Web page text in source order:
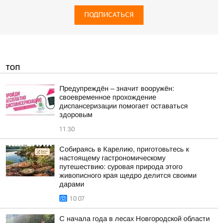
ПОДПИСАТЬСЯ
ТОП
Предупреждён – значит вооружён:
своевременное прохождение
диспансеризации помогает оставаться
здоровым
11:30
Собираясь в Карелию, приготовьтесь к
настоящему гастрономическому
путешествию: суровая природа этого
живописного края щедро делится своими
дарами
10:07
С начала года в лесах Новгородской области